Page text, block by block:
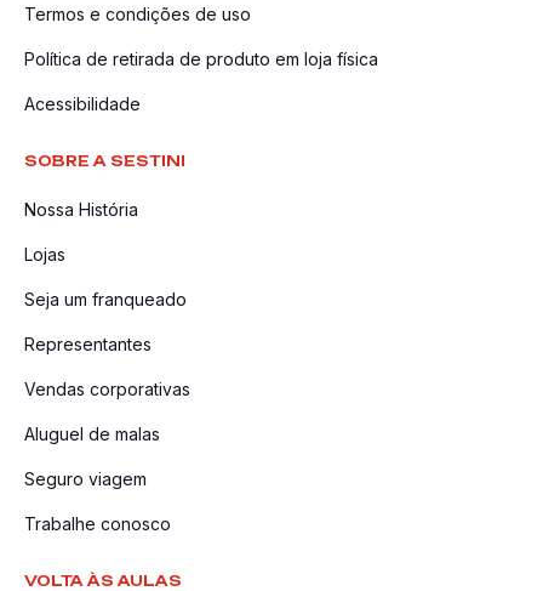
Termos e condições de uso
Política de retirada de produto em loja física
Acessibilidade
SOBRE A SESTINI
Nossa História
Lojas
Seja um franqueado
Representantes
Vendas corporativas
Aluguel de malas
Seguro viagem
Trabalhe conosco
VOLTA ÀS AULAS